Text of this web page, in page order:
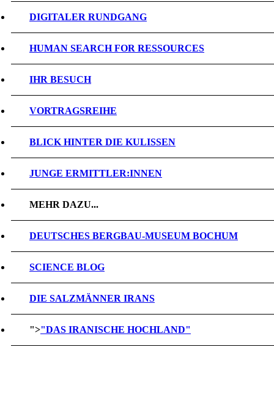
DIGITALER RUNDGANG
HUMAN SEARCH FOR RESSOURCES
IHR BESUCH
VORTRAGSREIHE
BLICK HINTER DIE KULISSEN
JUNGE ERMITTLER:INNEN
MEHR DAZU...
DEUTSCHES BERGBAU-MUSEUM BOCHUM
SCIENCE BLOG
DIE SALZMÄNNER IRANS
">"DAS IRANISCHE HOCHLAND"